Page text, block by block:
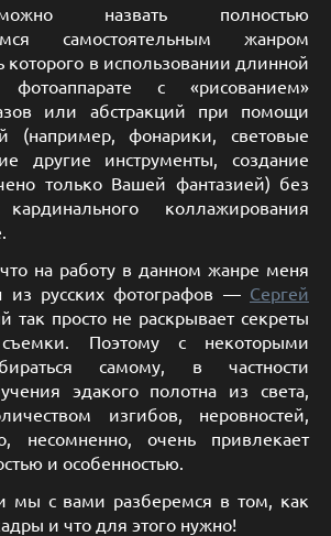
назвать полностью
самостоятельным жанром
которого в использовании длинной
с «рисованием»
или абстракций при помощи
(например, фонарики, световые
другие инструменты, создание
только Вашей фантазией) без
коллажирования
на работу в данном жанре меня
из русских фотографов — Сергей
так просто не раскрывает секреты
Поэтому с некоторыми
самому, в частности
эдакого полотна из света,
изгибов, неровностей,
несомненно, очень привлекает
и особенностью.
мы с вами разберемся в том, как
и что для этого нужно!